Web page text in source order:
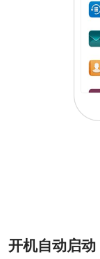
开机自动启动